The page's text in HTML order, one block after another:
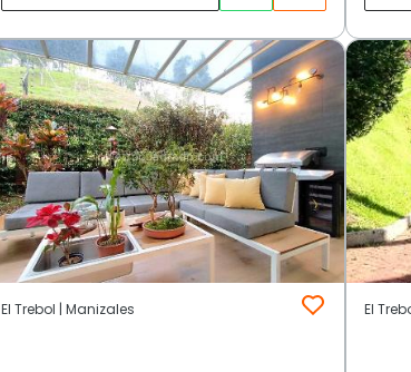
El Trebol | Manizales El